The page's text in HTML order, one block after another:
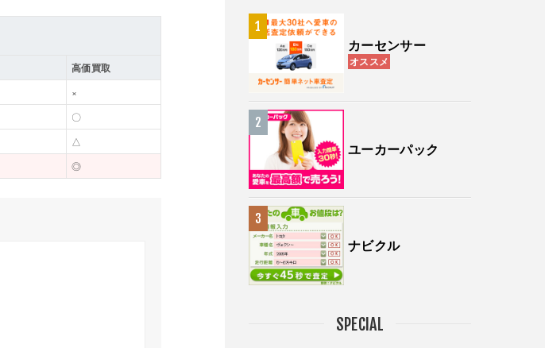
高価買取
×
〇
△
◎
カーセンサー
オススメ
ユーカーパック
ナビクル
SPECIAL